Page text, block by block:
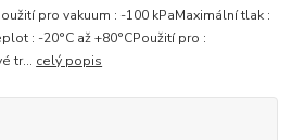
pro vakuum : -100 kPaMaximální tlak :
: -20°C až +80°CPoužití pro :
tr... celý popis